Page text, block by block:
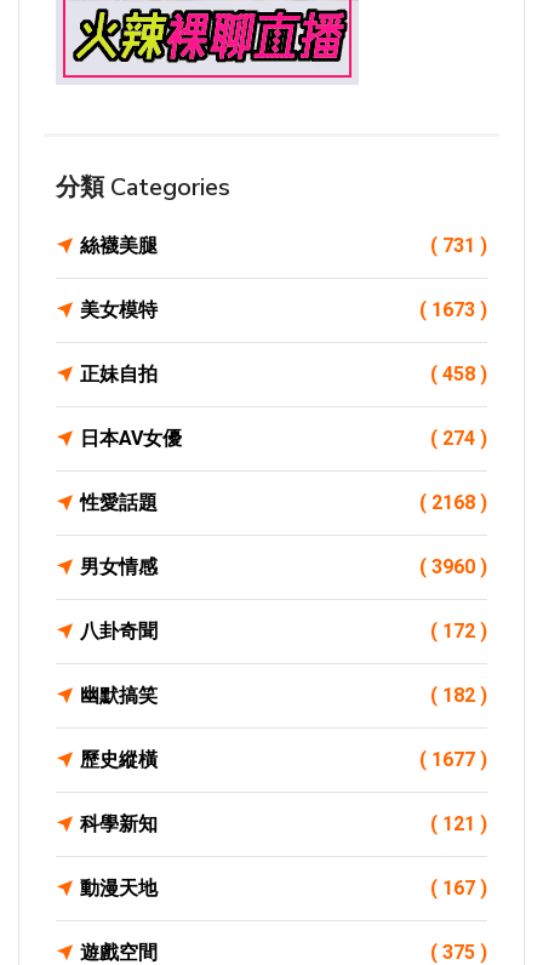
分類 Categories
絲襪美腿 ( 731 )
美女模特 ( 1673 )
正妹自拍 ( 458 )
日本AV女優 ( 274 )
性愛話題 ( 2168 )
男女情感 ( 3960 )
八卦奇聞 ( 172 )
幽默搞笑 ( 182 )
歷史縱橫 ( 1677 )
科學新知 ( 121 )
動漫天地 ( 167 )
遊戲空間 ( 375 )